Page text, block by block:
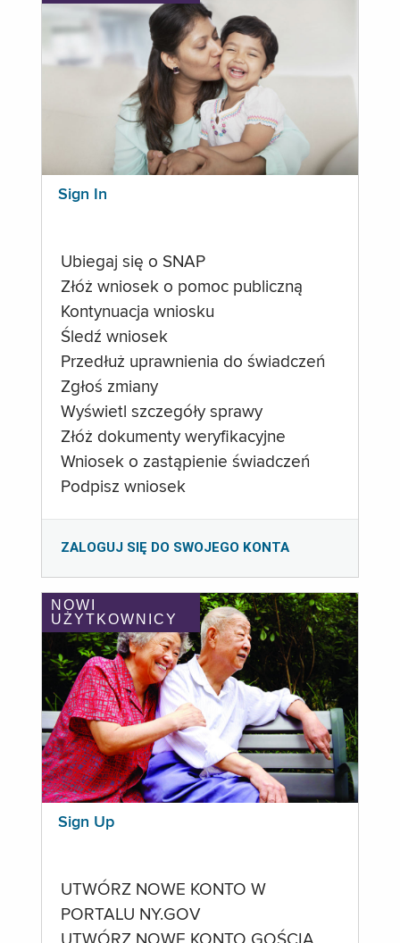
Sign In
Ubiegaj się o SNAP
Złóż wniosek o pomoc publiczną
Kontynuacja wniosku
Śledź wniosek
Przedłuż uprawnienia do świadczeń
Zgłoś zmiany
Wyświetl szczegóły sprawy
Złóż dokumenty weryfikacyjne
Wniosek o zastąpienie świadczeń
Podpisz wniosek
ZALOGUJ SIĘ DO SWOJEGO KONTA
NOWI
UŻYTKOWNICY
Sign Up
UTWÓRZ NOWE KONTO W
PORTALU NY.GOV